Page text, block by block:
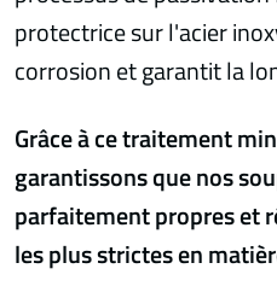
protectrice sur l'acier
corrosion et garantit la
Grâce à ce traitement
garantissons que nos
parfaitement propres et
les plus strictes en